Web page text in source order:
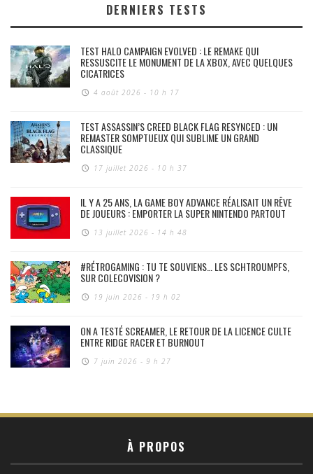
DERNIERS TESTS
TEST HALO CAMPAIGN EVOLVED : LE REMAKE QUI
RESSUSCITE LE MONUMENT DE LA XBOX, AVEC QUELQUES
CICATRICES
4 août 2026 - 10 h 17
TEST ASSASSIN’S CREED BLACK FLAG RESYNCED : UN
REMASTER SOMPTUEUX QUI SUBLIME UN GRAND
CLASSIQUE
17 juillet 2026 - 10 h 37
IL Y A 25 ANS, LA GAME BOY ADVANCE RÉALISAIT UN RÊVE
DE JOUEURS : EMPORTER LA SUPER NINTENDO PARTOUT
13 juillet 2026 - 14 h 48
#RÉTROGAMING : TU TE SOUVIENS… LES SCHTROUMPFS,
SUR COLECOVISION ?
19 juin 2026 - 19 h 02
ON A TESTÉ SCREAMER, LE RETOUR DE LA LICENCE CULTE
ENTRE RIDGE RACER ET BURNOUT
7 juin 2026 - 9 h 27
À PROPOS